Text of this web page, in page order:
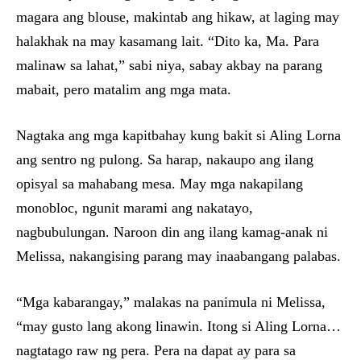
magara ang blouse, makintab ang hikaw, at laging may
halakhak na may kasamang lait. “Dito ka, Ma. Para
malinaw sa lahat,” sabi niya, sabay akbay na parang
mabait, pero matalim ang mga mata.
Nagtaka ang mga kapitbahay kung bakit si Aling Lorna
ang sentro ng pulong. Sa harap, nakaupo ang ilang
opisyal sa mahabang mesa. May mga nakapilang
monobloc, ngunit marami ang nakatayo,
nagbubulungan. Naroon din ang ilang kamag-anak ni
Melissa, nakangising parang may inaabangang palabas.
“Mga kabarangay,” malakas na panimula ni Melissa,
“may gusto lang akong linawin. Itong si Aling Lorna…
nagtatago raw ng pera. Pera na dapat ay para sa